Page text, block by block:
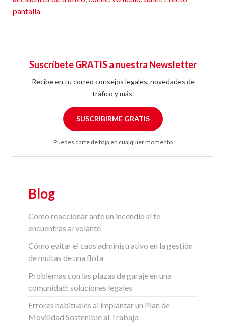
pantalla
Suscríbete GRATIS a nuestra Newsletter
Recibe en tu correo consejos legales, novedades de
tráfico y más.
SUSCRIBIRME GRATIS
Puedes darte de baja en cualquier momento
Blog
Cómo reaccionar ante un incendio si te
encuentras al volante
Cómo evitar el caos administrativo en la gestión
de multas de una flota
Problemas con las plazas de garaje en una
comunidad: soluciones legales
Errores habituales al implantar un Plan de
Movilidad Sostenible al Trabajo